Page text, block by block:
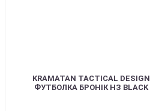
KRAMATAN TACTICAL DESIGN
ФУТБОЛКА БРОНІК НЗ BLACK